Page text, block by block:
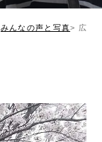
みんなの声と写真 広島